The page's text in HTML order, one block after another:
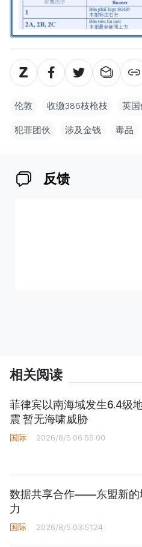
伦敦 收缴386枝枪枝 英
犯罪团伙 涉及金钱 毒品
反馈
相关阅读
菲律宾以南海域发生6.4级
震 暂无海啸威胁
国际 2026/8/5 06:55:00
数据共享合作——东盟新的
力
国际 2026/8/5 03:51:24